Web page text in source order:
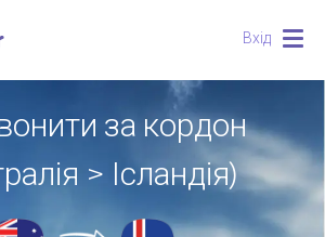
Вхід
за кордон
> Ісландія)